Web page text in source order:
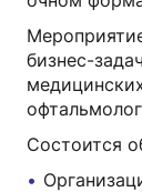
бизнес-
Состоится